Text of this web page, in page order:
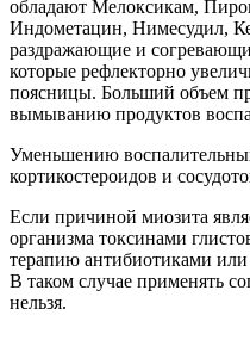
обладают Мелоксикам,
Индометацин, Нимесудил,
раздражающие и
которые рефлекторно
поясницы. Больший объем
вымыванию продуктов
Уменьшению
кортикостероидов и
Если причиной миозита
организма токсинами
терапию антибиотиками
В таком случае применять
нельзя.